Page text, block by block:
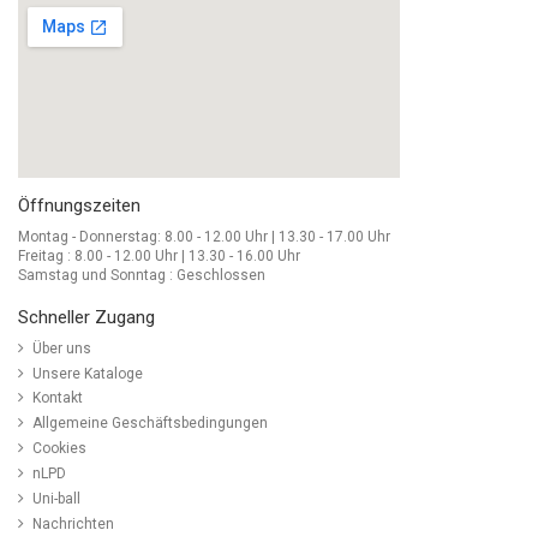
Öffnungszeiten
Montag - Donnerstag: 8.00 - 12.00 Uhr | 13.30 - 17.00 Uhr
Freitag : 8.00 - 12.00 Uhr | 13.30 - 16.00 Uhr
Samstag und Sonntag : Geschlossen
Schneller Zugang
Über uns
Unsere Kataloge
Kontakt
Allgemeine Geschäftsbedingungen
Cookies
nLPD
Uni-ball
Nachrichten